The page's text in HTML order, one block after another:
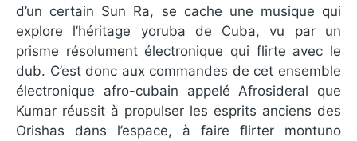
d’un certain Sun Ra, se cache une musique qui
explore l’héritage yoruba de Cuba, vu par un
prisme résolument électronique qui flirte avec le
dub. C’est donc aux commandes de cet ensemble
électronique afro-cubain appelé Afrosideral que
Kumar réussit à propulser les esprits anciens des
Orishas dans l’espace, à faire flirter montuno